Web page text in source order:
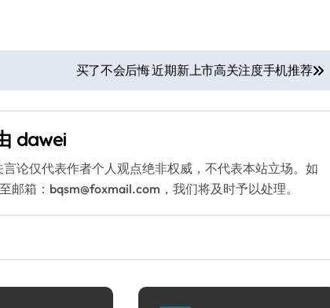
买了不会后悔 近期新上市高关注度手机推荐
dawei
言论仅代表作者个人观点绝非权威，不代表本站立场。如
箱：bqsm@foxmail.com，我们将及时予以处理。